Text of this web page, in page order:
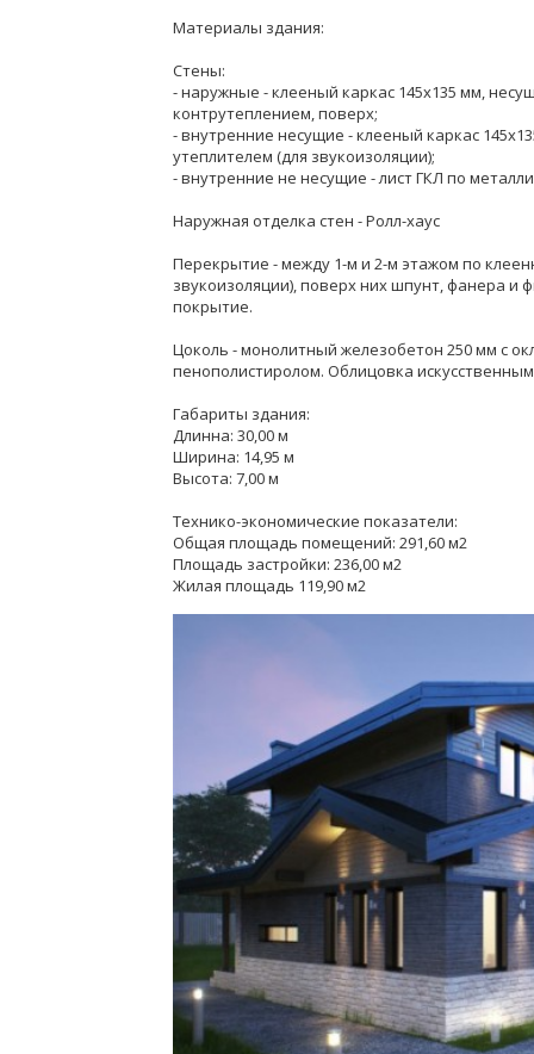
Материалы здания:
Стены:
- наружные - клееный каркас 145х135 мм,
контрутеплением, поверх;
- внутренние несущие - клееный каркас
утеплителем (для звукоизоляции);
- внутренние не несущие - лист ГКЛ по
Наружная отделка стен - Ролл-хаус
Перекрытие - между 1-м и 2-м этажом по
звукоизоляции), поверх них шпунт, фанера и
покрытие.
Цоколь - монолитный железобетон 250 мм с
пенополистиролом. Облицовка
Габариты здания:
Длинна: 30,00 м
Ширина: 14,95 м
Высота: 7,00 м
Технико-экономические показатели:
Общая площадь помещений: 291,60 м2
Площадь застройки: 236,00 м2
Жилая площадь 119,90 м2